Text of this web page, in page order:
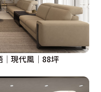
│現代風│88坪